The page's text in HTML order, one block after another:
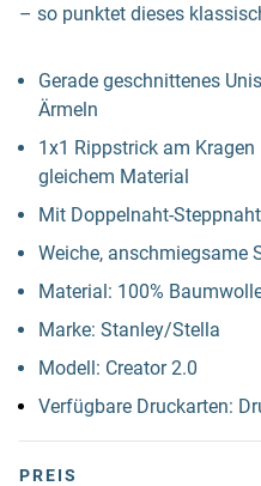
– so punktet dieses
Gerade geschnittenes
Ärmeln
1x1 Rippstrick am
gleichem Material
Mit Doppelnaht-
Weiche,
Material: 100%
Marke: Stanley/Stella
Modell: Creator 2.0
Verfügbare Druckarten:
PREIS